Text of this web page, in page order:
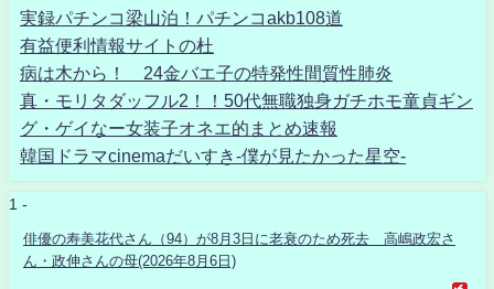
実録パチンコ梁山泊！パチンコakb108道
有益便利情報サイトの杜
病は木から！ 24金バエ子の特発性間質性肺炎
真・モリタダッフル2！！50代無職独身ガチホモ童貞ギン
グ・ゲイなー女装子オネエ的まとめ速報
韓国ドラマcinemaだいすき-僕が見たかった星空-
1 -
俳優の寿美花代さん（94）が8月3日に老衰のため死去 高嶋政宏さ
ん・政伸さんの母(2026年8月6日)